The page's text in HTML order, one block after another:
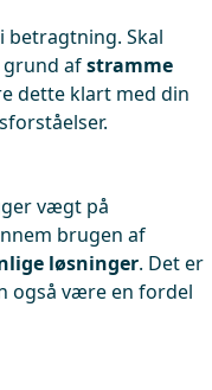
betragtning. Skal
afstramme
dette klart med din
vægt på
brugen af
løsninger. Det er
også være en fordel